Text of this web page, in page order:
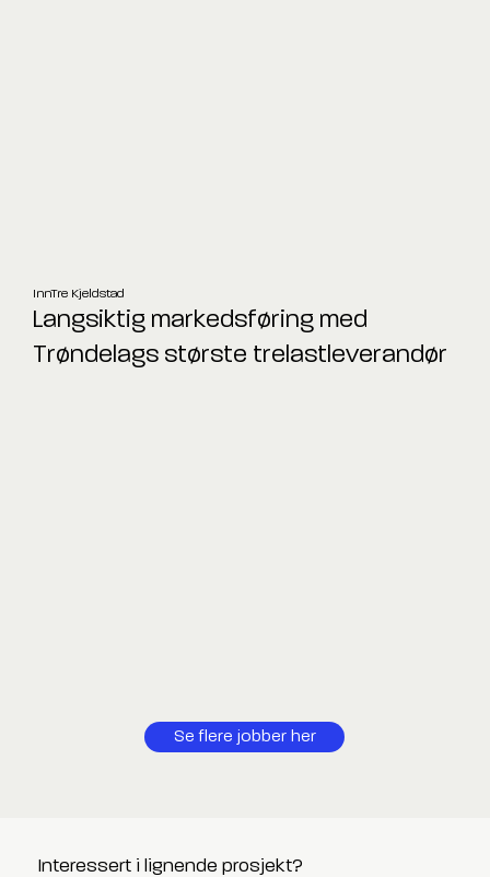
Interessert i lignende prosjekt?
InnTre Kjeldstad
Langsiktig markedsføring med
Trøndelags største trelastleverandør
Se flere jobber her